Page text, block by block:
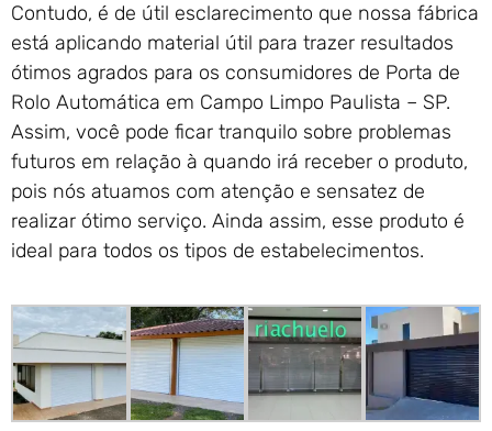
Contudo, é de útil esclarecimento que nossa fábrica
está aplicando material útil para trazer resultados
ótimos agrados para os consumidores de Porta de
Rolo Automática em Campo Limpo Paulista – SP.
Assim, você pode ficar tranquilo sobre problemas
futuros em relação à quando irá receber o produto,
pois nós atuamos com atenção e sensatez de
realizar ótimo serviço. Ainda assim, esse produto é
ideal para todos os tipos de estabelecimentos.